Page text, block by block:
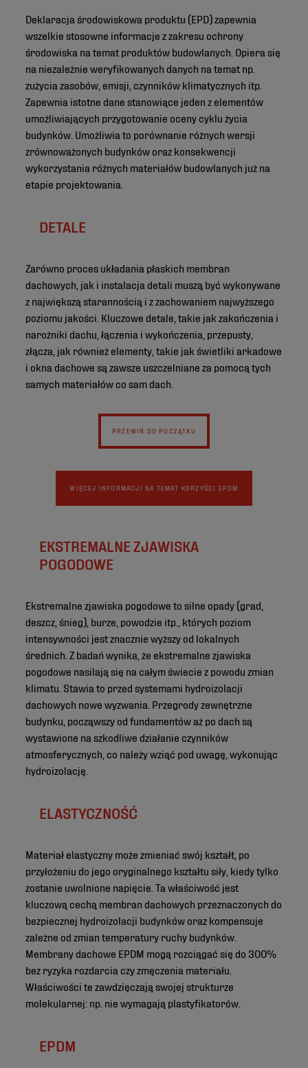
Deklaracja środowiskowa produktu (EPD) zapewnia
wszelkie stosowne informacje z zakresu ochrony
środowiska na temat produktów budowlanych. Opiera się
na niezależnie weryfikowanych danych na temat np.
zużycia zasobów, emisji, czynników klimatycznych itp.
Zapewnia istotne dane stanowiące jeden z elementów
umożliwiających przygotowanie oceny cyklu życia
budynków. Umożliwia to porównanie różnych wersji
zrównoważonych budynków oraz konsekwencji
wykorzystania różnych materiałów budowlanych już na
etapie projektowania.
DETALE
Zarówno proces układania płaskich membran
dachowych, jak i instalacja detali muszą być wykonywane
z największą starannością i z zachowaniem najwyższego
poziomu jakości. Kluczowe detale, takie jak zakończenia i
narożniki dachu, łączenia i wykończenia, przepusty,
złącza, jak również elementy, takie jak świetliki arkadowe
i okna dachowe są zawsze uszczelniane za pomocą tych
samych materiałów co sam dach.
PRZEWIŃ DO POCZĄTKU
WIĘCEJ INFORMACJI NA TEMAT KORZYŚCI EPDM
EKSTREMALNE ZJAWISKA
POGODOWE
Ekstremalne zjawiska pogodowe to silne opady (grad,
deszcz, śnieg), burze, powodzie itp., których poziom
intensywności jest znacznie wyższy od lokalnych
średnich. Z badań wynika, że ekstremalne zjawiska
pogodowe nasilają się na całym świecie z powodu zmian
klimatu. Stawia to przed systemami hydroizolacji
dachowych nowe wyzwania. Przegrody zewnętrzne
budynku, począwszy od fundamentów aż po dach są
wystawione na szkodliwe działanie czynników
atmosferycznych, co należy wziąć pod uwagę, wykonując
hydroizolację.
ELASTYCZNOŚĆ
Materiał elastyczny może zmieniać swój kształt, po
przyłożeniu do jego oryginalnego kształtu siły, kiedy tylko
zostanie uwolnione napięcie. Ta właściwość jest
kluczową cechą membran dachowych przeznaczonych do
bezpiecznej hydroizolacji budynków oraz kompensuje
zależne od zmian temperatury ruchy budynków.
Membrany dachowe EPDM mogą rozciągać się do 300%
bez ryzyka rozdarcia czy zmęczenia materiału.
Właściwości te zawdzięczają swojej strukturze
molekularnej: np. nie wymagają plastyfikatorów.
EPDM